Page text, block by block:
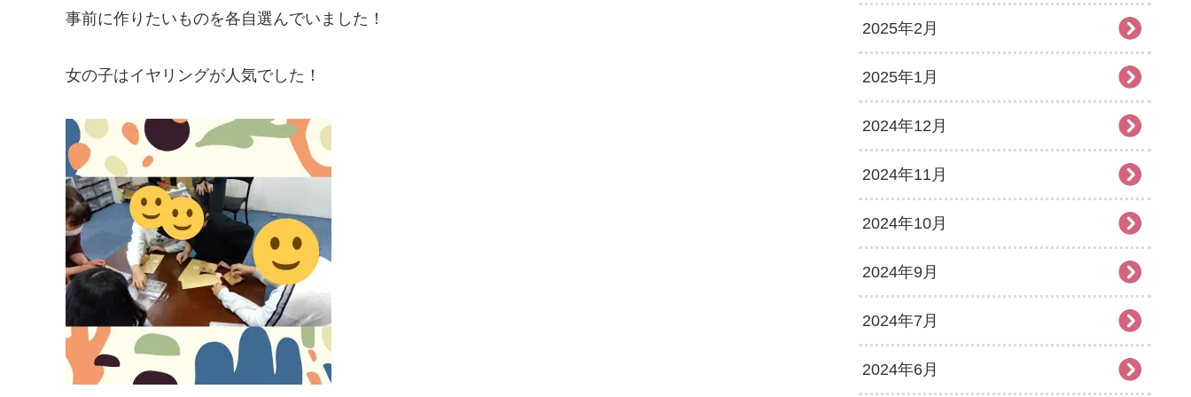
事前に作りたいものを各自選んでいました！
女の子はイヤリングが人気でした！
2025年2月
2025年1月
2024年12月
2024年11月
2024年10月
2024年9月
2024年7月
2024年6月